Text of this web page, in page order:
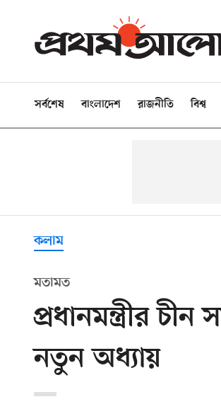
সর্বশেষ বাংলাদেশ রাজনীতি বিশ্ব
কলাম
মতামত
প্রধানমন্ত্রীর
নতুন অধ্যায়